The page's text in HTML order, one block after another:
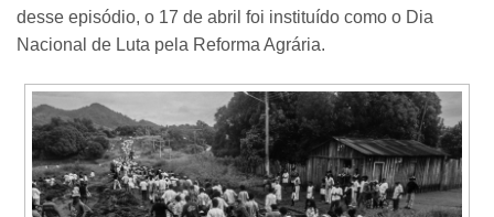
desse episódio, o 17 de abril foi instituído como o Dia
Nacional de Luta pela Reforma Agrária.